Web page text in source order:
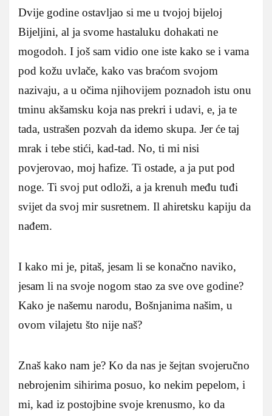
Dvije godine ostavljao si me u tvojoj bijeloj
Bijeljini, al ja svome hastaluku dohakati ne
mogodoh. I još sam vidio one iste kako se i vama
pod kožu uvlače, kako vas braćom svojom
nazivaju, a u očima njihovijem poznadoh istu onu
tminu akšamsku koja nas prekri i udavi, e, ja te
tada, ustrašen pozvah da idemo skupa. Jer će taj
mrak i tebe stići, kad-tad. No, ti mi nisi
povjerovao, moj hafize. Ti ostade, a ja put pod
noge. Ti svoj put odloži, a ja krenuh među tuđi
svijet da svoj mir susretnem. Il ahiretsku kapiju da
nađem.
I kako mi je, pitaš, jesam li se konačno naviko,
jesam li na svoje nogom stao za sve ove godine?
Kako je našemu narodu, Bošnjanima našim, u
ovom vilajetu što nije naš?
Znaš kako nam je? Ko da nas je šejtan svojeručno
nebrojenim sihirima posuo, ko nekim pepelom, i
mi, kad iz postojbine svoje krenusmo, ko da